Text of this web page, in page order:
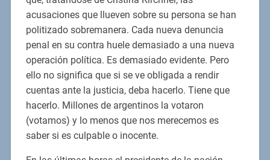
acusaciones que llueven sobre su persona se han
politizado sobremanera. Cada nueva denuncia
penal en su contra huele demasiado a una nueva
operación política. Es demasiado evidente. Pero
ello no significa que si se ve obligada a rendir
cuentas ante la justicia, deba hacerlo. Tiene que
hacerlo. Millones de argentinos la votaron
(votamos) y lo menos que nos merecemos es
saber si es culpable o inocente.